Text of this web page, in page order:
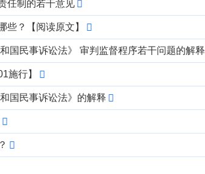
任制的若干意见
些？【阅读原文】
国民事诉讼法》 审判监督程序若干问题的解释
施行】
国民事诉讼法》的解释